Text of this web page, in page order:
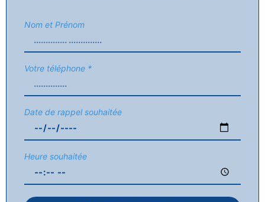
Nom et Prénom
Votre téléphone *
Date de rappel souhaitée
Heure souhaitée